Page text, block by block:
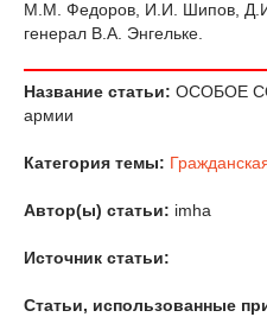
М.М. Федоров, И.И. Шипов,
генерал В.А. Энгельке.
Название статьи: ОСОБОЕ
армии
Категория темы:
Автор(ы) статьи: imha
Источник статьи:
Статьи, использованные